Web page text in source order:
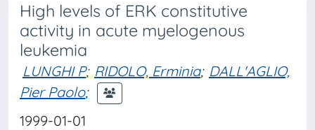
High levels of ERK constitutive
activity in acute myelogenous
leukemia
LUNGHI P; RIDOLO, Erminia; DALL'AGLIO,
Pier Paolo;
1999-01-01